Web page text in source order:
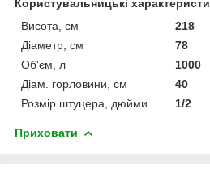
Користувальницькі
Висота, см
218
Діаметр, см
78
Об'єм, л
1000
Діам. горловини, см
40
Розмір штуцера, дюйми
1/2
Приховати